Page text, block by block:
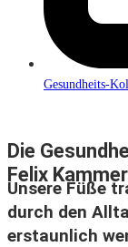
Gesundheits-
Die
Felix
Unsere Füße
durch den
erstaunlich